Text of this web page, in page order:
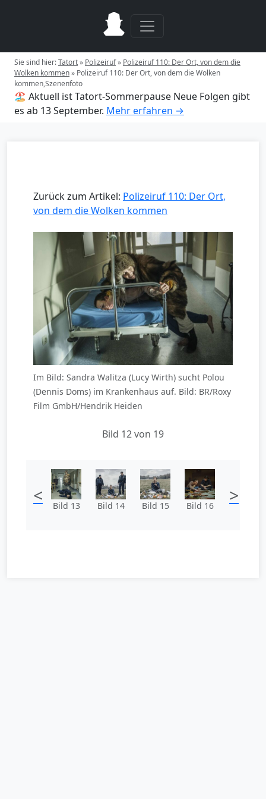
Sie sind hier:Tatort» Polizeiruf» Polizeiruf 110: Der Ort, von dem die
Wolken kommen» Polizeiruf 110: Der Ort, von dem die Wolken
kommen,Szenenfoto
🏖️ Aktuell ist Tatort-Sommerpause Neue Folgen gibt
es ab 13 September. Mehr erfahren →
Zurück zum Artikel: Polizeiruf 110: Der Ort,
von dem die Wolken kommen
Im Bild: Sandra Walitza (Lucy Wirth) sucht Polou
(Dennis Doms) im Krankenhaus auf. Bild: BR/Roxy
Film GmbH/Hendrik Heiden
Bild 12 von 19
< Bild 13 Bild 14 Bild 15 Bild 16 >